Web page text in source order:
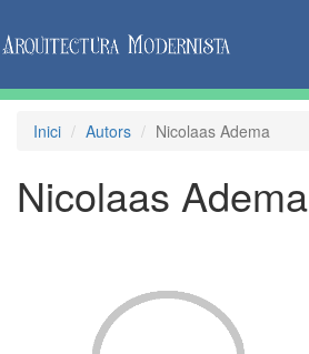
Inici Autors Nicolaas Adema
Nicolaas Adema